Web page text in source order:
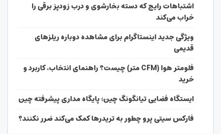
اشتباهات رایج که دسته بخارشوی و درب زودپز برقی را
خراب می‌کند
ویژگی جدید اینستاگرام برای مشاهده دوباره ریلزهای
قدیمی
فلومتر هوا (CFM متر) چیست؟ راهنمای انتخاب، کاربرد و
خرید
ایستگاه فضایی تیانگونگ چین؛ پایگاه مداری پیشرفته چین
فارکس سیتی پرو چطور به تریدرها کمک می‌کند ضرر نکنند؟